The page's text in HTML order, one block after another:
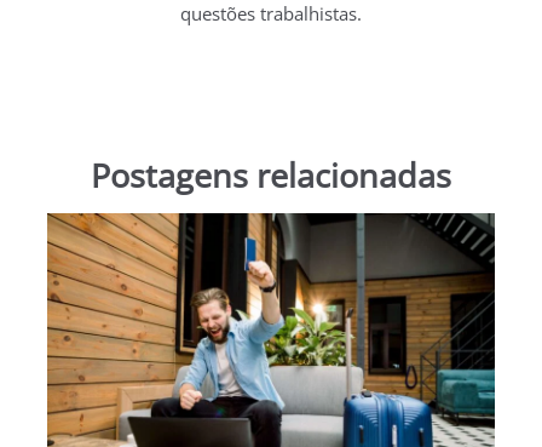
questões trabalhistas.
Postagens relacionadas